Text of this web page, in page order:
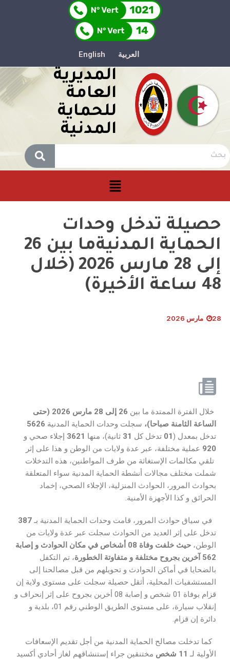
العربية English
المديرية
العامة
للحماية
المدنية
حصيلة تدخل وحدات
الحماية المدنيةما بين 26
إلى 28 مارس 2026 (خلال
48 ساعة الأخيرة)
28 مارس 2026
خلال الفترة الممتدة ما بين 26 إلى 28 مارس 2026 (
حتى
الساعة الثامنة صباحا)، سجلت وحدات الحماية المدنية 5626
تدخل بمعدل (01 تدخل كل 31 ثانية)، منها 3621 إجلاء صحي و
920 عملية مختلفة، عبر عدة ولايات من الوطن و هذا على إثر
تلقي مكالمات الإستغاثة من طرف المواطنين، هذه التدخلات
شملت مختلف مجالات أنشطة الحماية المدنية سواء المتعلقة
بحوادث المرور، الحوادث المنزلية، الإجلاء الصحي، إخماد
الحرائق و كذا الأجهزة الأمنية.
في سياق حوادث المرور، قامت وحدات الحماية المدنية بـ387
تدخل على إثر العديد من الحوادث سجلت عبر عدة ولايات من
الوطن،حيث خلفت وفاة 08 أشخاص في مكان الحوادث و إصابة
562 آخرين بجروح مختلفة و متفاوتة الخطورة، تم التكفل
بالضحايا في أماكن الحوادث و تحويلهم من قبل مصالحنا إلى
المستشفيات المحلية، أثقل حصيلة سجلت على مستوى ولاية إن
قزام بوفاة 01 شخص و إصابة 08 أخرين بجروح على إثر إنحراف و
إنقلاب سيارة، على مستوى الطريق الوطني رقم 01، بلدية و
دائرة إن قزام.
كما تدخلت مصالح الحماية المدنية من أجل تقديم الإسعافات
الأولية لـ 11 شخص مختنقين جراء إستنشاقهم لغاز أحادي أكسيد